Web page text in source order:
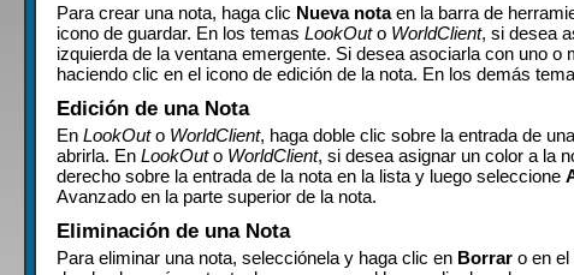
Para crear una nota, haga clic Nueva notaen la barra de
icono de guardar. En los temasLookOuto WorldClient, si desea
izquierda de la ventana emergente. Si desea asociarla con uno
haciendo clic en el icono de edición de la nota. En los demás
Edición de una Nota
EnLookOuto WorldClient, haga doble clic sobre la entrada de
abrirla. EnLookOuto WorldClient, si desea asignar un color a la
derecho sobre la entrada de la nota en la lista y luego seleccione
Avanzado en la parte superior de la nota.
Eliminación de una Nota
Para eliminar una nota, selecciónela y haga clic en Borrar o en el